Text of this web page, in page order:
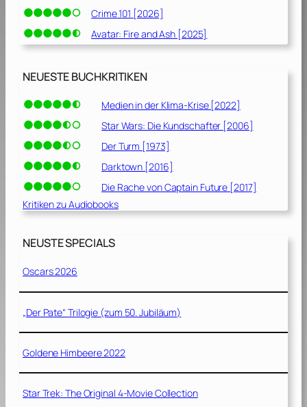
Crime 101 [2026]
Avatar: Fire and Ash [2025]
NEUESTE BUCHKRITIKEN
Medien in der Klima-Krise [2022]
Star Wars: Die Kundschafter [2006]
Der Turm [1973]
Darktown [2016]
Die Rache von Captain Future [2017]
Kritiken zu Audiobooks
NEUSTE SPECIALS
Oscars 2026
„Der Pate“ Trilogie (zum 50. Jubiläum)
Goldene Himbeere 2022
Star Trek: The Original 4-Movie Collection